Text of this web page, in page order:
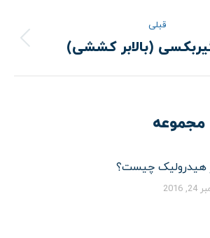
قبلی
نوشته
گیربکسی (بالابر کششی)
مجموعه
هیدرولیک چیست؟